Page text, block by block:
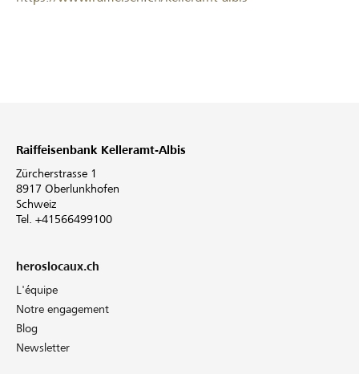
Raiffeisenbank Kelleramt-Albis
Zürcherstrasse 1
8917 Oberlunkhofen
Schweiz
Tel. +41566499100
heroslocaux.ch
L'équipe
Notre engagement
Blog
Newsletter